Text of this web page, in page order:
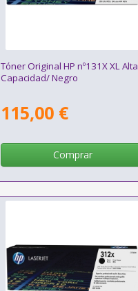
Tóner Original HP nº131X XL Alta
Capacidad/ Negro
115,00 €
Comprar